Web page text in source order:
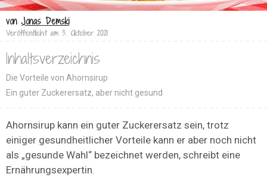
von Jonas Demski
Veröffentlicht am 3. Oktober 2021
Inhaltsverzeichnis
Die Vorteile von Ahornsirup
Ein guter Zuckerersatz, aber nicht gesund
Ahornsirup kann ein guter Zuckerersatz sein, trotz
einiger gesundheitlicher Vorteile kann er aber noch nicht
als „gesunde Wahl“ bezeichnet werden, schreibt eine
Ernährungsexpertin.